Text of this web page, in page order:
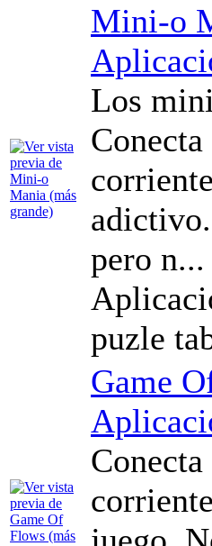
Mini-o
Los
pero n...
puzle
Game